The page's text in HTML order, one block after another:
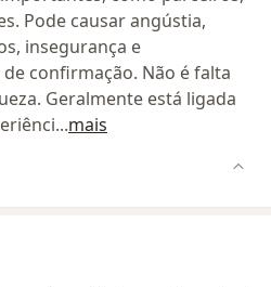
Pode causar angústia,
insegurança e
confirmação. Não é falta
Geralmente está ligada
...mais